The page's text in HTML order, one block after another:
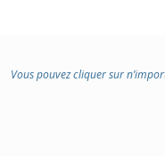
Vous pouvez cliquer sur